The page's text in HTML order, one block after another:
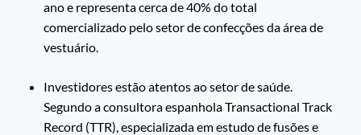
ano e representa cerca de 40% do total
comercializado pelo setor de confecções da área de
vestuário.
Investidores estão atentos ao setor de saúde.
Segundo a consultora espanhola Transactional Track
Record (TTR), especializada em estudo de fusões e